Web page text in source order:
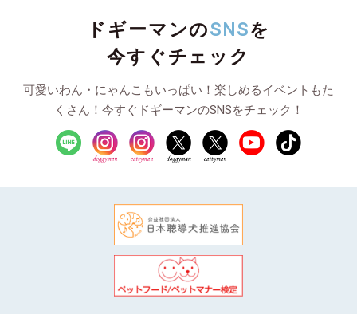
ドギーマンのSNSを
今すぐチェック
可愛いわん・にゃんこもいっぱい！楽しめるイベントもた
くさん！今すぐドギーマンのSNSをチェック！